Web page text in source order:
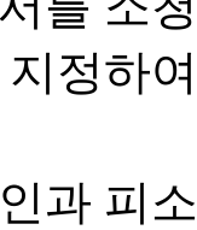
정하
과 피